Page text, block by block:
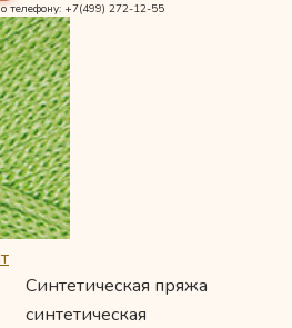
телефону: +7(499) 272-12-55
Синтетическая пряжа
синтетическая